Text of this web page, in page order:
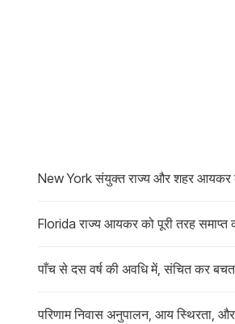
New York संयुक्त राज्य और शहर आयकर
Florida राज्य आयकर को पूरी तरह समाप्त
पाँच से दस वर्ष की अवधि में, संचित कर
परिणाम निवास अनुपालन, आय स्थिरता,